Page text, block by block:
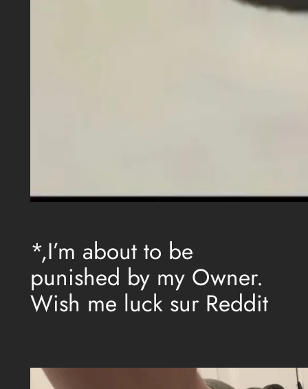
*,I’m about to be
punished by my Owner.
Wish me luck sur Reddit